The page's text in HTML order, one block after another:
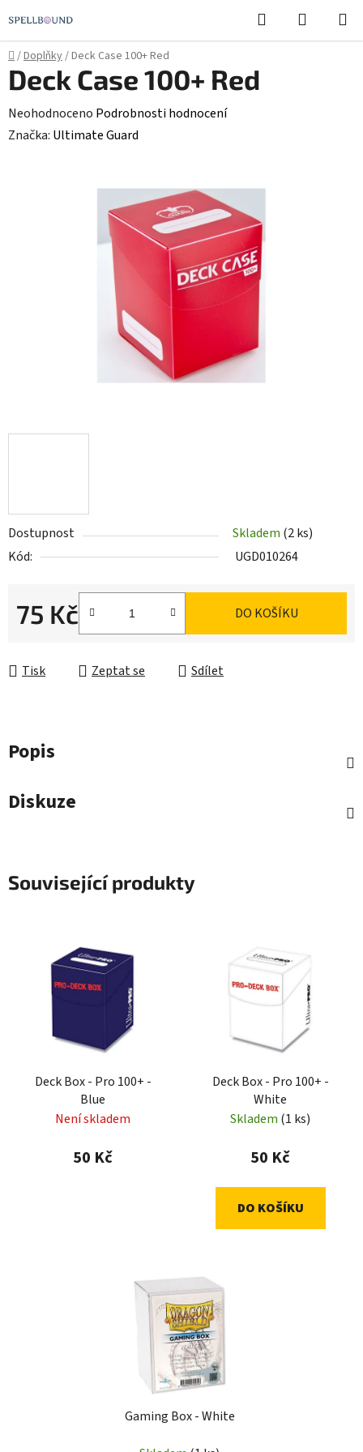
na
obsah
Hledat
KOŠÍK
Domů
/Doplňky/Deck Case 100+ Red
Dostupnost Skladem (2 ks)
Kód:
UGD010264
75 Kč
Měrná cena:
DO KOŠÍKU
Tisk Zeptat se Sdílet
Deck Case 100+ Red
Průměrné
hodnocení
Neohodnoceno Podrobnosti hodnocení
Značka: Ultimate Guard
Popis
Diskuze
Související produkty
Deck Box - Pro 100+ -
Blue
Není skladem
50 Kč
Deck Box - Pro 100+ -
White
Skladem (1 ks)
50 Kč
DO KOŠÍKU
Gaming Box - White